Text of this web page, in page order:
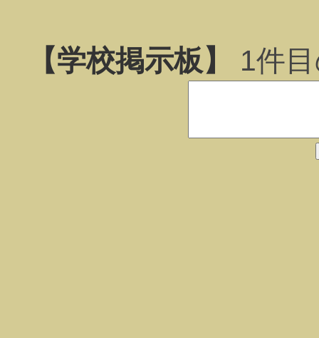
【学校掲示板】 1件